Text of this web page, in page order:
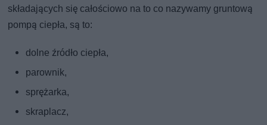
składających się całościowo na to co nazywamy gruntową
pompą ciepła, są to:
dolne źródło ciepła,
parownik,
sprężarka,
skraplacz,